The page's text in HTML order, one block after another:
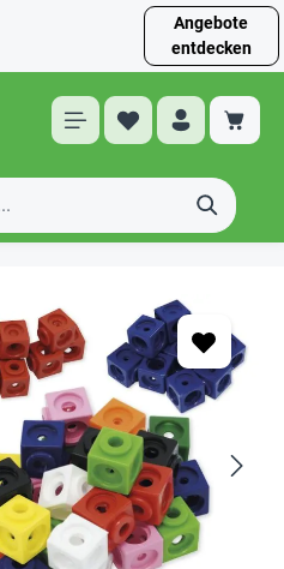
Angebote
entdecken